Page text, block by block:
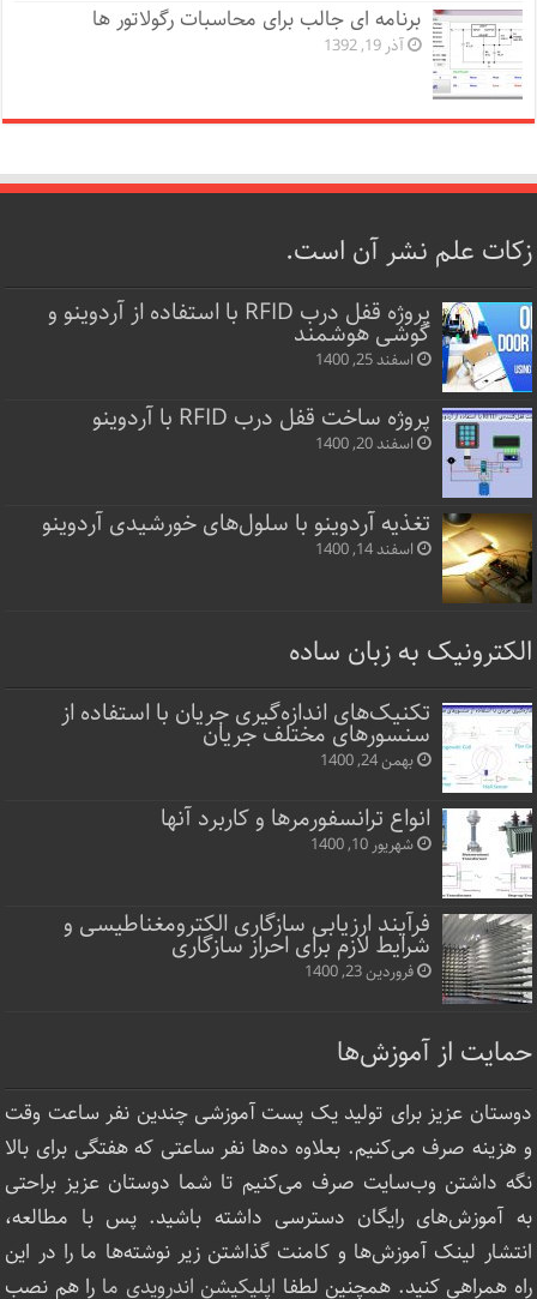
برنامه ای جالب برای محاسبات رگولاتور ها
آذر 19, 1392
زکات علم نشر آن است.
پروژه قفل‌ درب RFID با استفاده از آردوینو و
گوشی هوشمند
اسفند 25, 1400
پروژه ساخت قفل‌ درب RFID با آردوینو
اسفند 20, 1400
تغذیه آردوینو با سلول‌های خورشیدی آردوینو
اسفند 14, 1400
الکترونیک به زبان ساده
تکنیک‌های اندازه‌گیری جریان با استفاده از
سنسورهای مختلف جریان
بهمن 24, 1400
انواع ترانسفورمرها و کاربرد آنها
شهریور 10, 1400
فرآیند ارزیابی سازگاری الکترومغناطیسی و
شرایط لازم برای احراز سازگاری
فروردین 23, 1400
حمایت از آموزش‌ها
دوستان عزیز برای تولید یک پست آموزشی چندین نفر ساعت‌ وقت
و هزینه صرف می‌کنیم. بعلاوه ده‌ها نفر ساعتی که هفتگی برای بالا
نگه داشتن وب‌سایت صرف ‌می‌کنیم تا شما دوستان عزیز براحتی
به آموزش‌های رایگان دسترسی داشته باشید. پس با مطالعه،
انتشار لینک‌ آموزش‌ها و کامنت گذاشتن زیر نوشته‌‌ها ما را در این
راه همراهی کنید. همچنین لطفا اپلیکیشن اندرویدی ما را هم نصب